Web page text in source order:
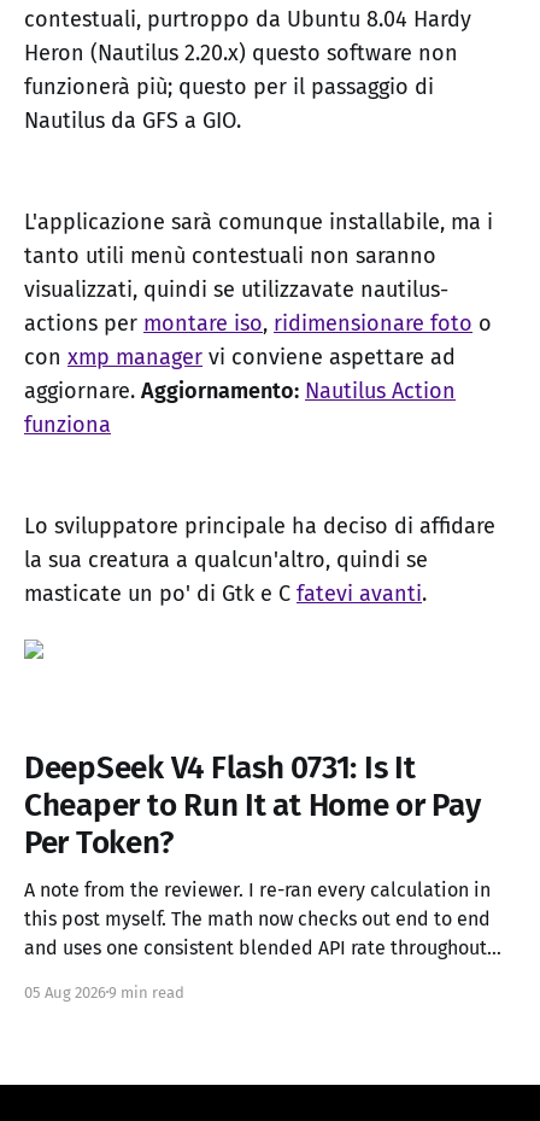
contestuali, purtroppo da Ubuntu 8.04 Hardy
Heron (Nautilus 2.20.x) questo software non
funzionerà più; questo per il passaggio di
Nautilus da GFS a GIO.
L'applicazione sarà comunque installabile, ma i
tanto utili menù contestuali non saranno
visualizzati, quindi se utilizzavate nautilus-
actions per montare iso, ridimensionare foto o
con xmp manager vi conviene aspettare ad
aggiornare. Aggiornamento: Nautilus Action
funziona
Lo sviluppatore principale ha deciso di affidare
la sua creatura a qualcun'altro, quindi se
masticate un po' di Gtk e C fatevi avanti.
DeepSeek V4 Flash 0731: Is It
Cheaper to Run It at Home or Pay
Per Token?
A note from the reviewer. I re-ran every calculation in
this post myself. The math now checks out end to end
and uses one consistent blended API rate throughout
claims like the model specs, API pricing, Unsloth's GGUF
05 Aug 20269 min read